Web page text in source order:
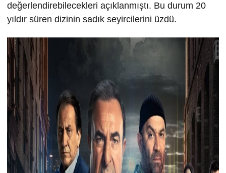
değerlendirebilecekleri açıklanmıştı. Bu durum 20
yıldır süren dizinin sadık seyircilerini üzdü.